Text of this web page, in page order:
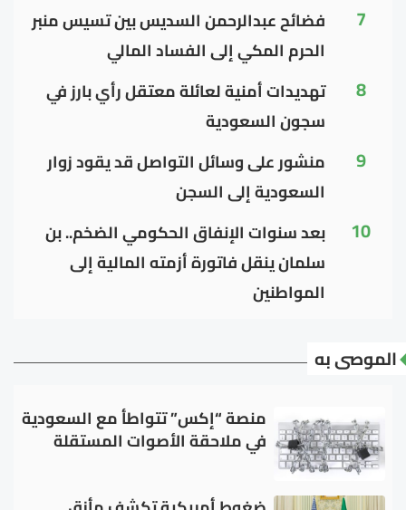
7
فضائح عبدالرحمن السديس بين تسيس منبر
الحرم المكي إلى الفساد المالي
8
تهديدات أمنية لعائلة معتقل رأي بارز في
سجون السعودية
9
منشور على وسائل التواصل قد يقود زوار
السعودية إلى السجن
10
بعد سنوات الإنفاق الحكومي الضخم.. بن
سلمان ينقل فاتورة أزمته المالية إلى
المواطنين
الموصى به
منصة “إكس” تتواطأ مع السعودية
في ملاحقة الأصوات المستقلة